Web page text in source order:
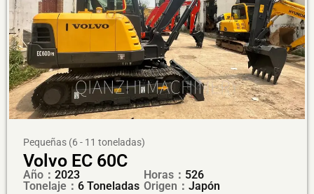
Pequeñas (6 - 11 toneladas)
Volvo EC 60C
Año： 2023
Tonelaje： 6 Toneladas
Horas： 526
Origen： Japón